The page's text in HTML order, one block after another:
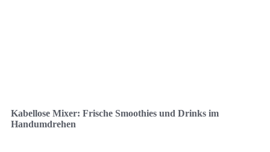
Kabellose Mixer: Frische Smoothies und Drinks im
Handumdrehen